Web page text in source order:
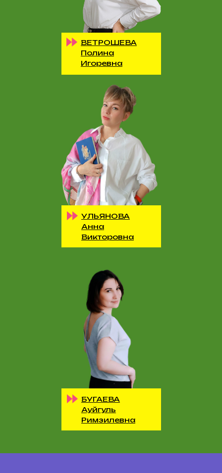
БУГАЕВА
Ауйгуль
Римзилевна
УЛЬЯНОВА
Анна
Викторовна
ВЕТРОШЕВА
Полина
Игоревна